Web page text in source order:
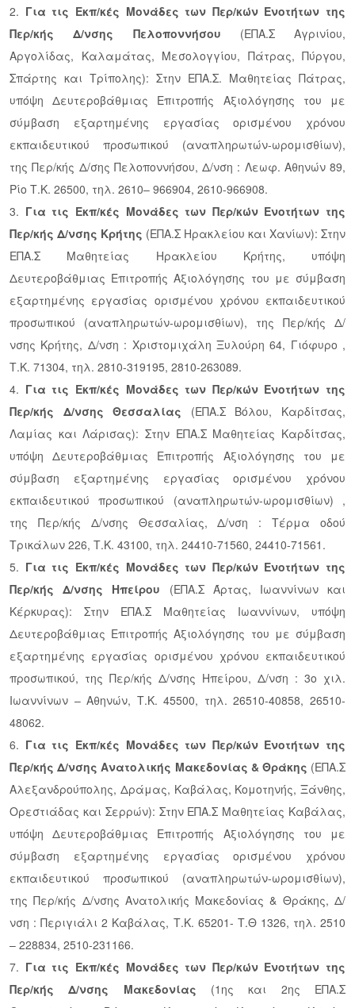
2. Για τις Εκπ/κές Μονάδες των Περ/κών Ενοτήτων της
Περ/κής Δ/νσης Πελοποννήσου (ΕΠΑ.Σ Αγρινίου,
Αργολίδας, Καλαμάτας, Μεσολογγίου, Πάτρας, Πύργου,
Σπάρτης και Τρίπολης): Στην ΕΠΑ.Σ. Μαθητείας Πάτρας,
υπόψη Δευτεροβάθμιας Επιτροπής Αξιολόγησης του με
σύμβαση εξαρτημένης εργασίας ορισμένου χρόνου
εκπαιδευτικού προσωπικού (αναπληρωτών-ωρομισθίων),
της Περ/κής Δ/σης Πελοποννήσου, Δ/νση : Λεωφ. Αθηνών 89,
Ρίο Τ.Κ. 26500, τηλ. 2610– 966904, 2610-966908.
3. Για τις Εκπ/κές Μονάδες των Περ/κών Ενοτήτων της
Περ/κής Δ/νσης Κρήτης (ΕΠΑ.Σ Ηρακλείου και Χανίων): Στην
ΕΠΑ.Σ Μαθητείας Ηρακλείου Κρήτης, υπόψη
Δευτεροβάθμιας Επιτροπής Αξιολόγησης του με σύμβαση
εξαρτημένης εργασίας ορισμένου χρόνου εκπαιδευτικού
προσωπικού (αναπληρωτών-ωρομισθίων), της Περ/κής Δ/
νσης Κρήτης, Δ/νση : Χριστομιχάλη Ξυλούρη 64, Γιόφυρο ,
Τ.Κ. 71304, τηλ. 2810-319195, 2810-263089.
4. Για τις Εκπ/κές Μονάδες των Περ/κών Ενοτήτων της
Περ/κής Δ/νσης Θεσσαλίας (ΕΠΑ.Σ Βόλου, Καρδίτσας,
Λαμίας και Λάρισας): Στην ΕΠΑ.Σ Μαθητείας Καρδίτσας,
υπόψη Δευτεροβάθμιας Επιτροπής Αξιολόγησης του με
σύμβαση εξαρτημένης εργασίας ορισμένου χρόνου
εκπαιδευτικού προσωπικού (αναπληρωτών-ωρομισθίων) ,
της Περ/κής Δ/νσης Θεσσαλίας, Δ/νση : Τέρμα οδού
Τρικάλων 226, Τ.Κ. 43100, τηλ. 24410-71560, 24410-71561.
5. Για τις Εκπ/κές Μονάδες των Περ/κών Ενοτήτων της
Περ/κής Δ/νσης Ηπείρου (ΕΠΑ.Σ Άρτας, Ιωαννίνων και
Κέρκυρας): Στην ΕΠΑ.Σ Μαθητείας Ιωαννίνων, υπόψη
Δευτεροβάθμιας Επιτροπής Αξιολόγησης του με σύμβαση
εξαρτημένης εργασίας ορισμένου χρόνου εκπαιδευτικού
προσωπικού, της Περ/κής Δ/νσης Ηπείρου, Δ/νση : 3ο χιλ.
Ιωαννίνων – Αθηνών, Τ.Κ. 45500, τηλ. 26510-40858, 26510-
48062.
6. Για τις Εκπ/κές Μονάδες των Περ/κών Ενοτήτων της
Περ/κής Δ/νσης Ανατολικής Μακεδονίας & Θράκης (ΕΠΑ.Σ
Αλεξανδρούπολης, Δράμας, Καβάλας, Κομοτηνής, Ξάνθης,
Ορεστιάδας και Σερρών): Στην ΕΠΑ.Σ Μαθητείας Καβάλας,
υπόψη Δευτεροβάθμιας Επιτροπής Αξιολόγησης του με
σύμβαση εξαρτημένης εργασίας ορισμένου χρόνου
εκπαιδευτικού προσωπικού (αναπληρωτών-ωρομισθίων),
της Περ/κής Δ/νσης Ανατολικής Μακεδονίας & Θράκης, Δ/
νση : Περιγιάλι 2 Καβάλας, Τ.Κ. 65201- Τ.Θ 1326, τηλ. 2510
– 228834, 2510-231166.
7. Για τις Εκπ/κές Μονάδες των Περ/κών Ενοτήτων της
Περ/κής Δ/νσης Μακεδονίας (1ης και 2ης ΕΠΑ.Σ